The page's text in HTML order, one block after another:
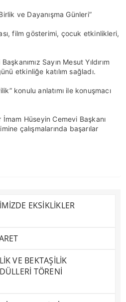
ve Dayanışma Günleri”
film gösterimi, çocuk etkinlikleri,
Sayın Mesut Yıldırım
etkinliğe katılım sağladı.
konulu anlatımı ile konuşmacı
Hüseyin Cemevi Başkanı
çalışmalarında başarılar
EKSİKLİKLER
VE BEKTAŞİLİK
TÖRENİ